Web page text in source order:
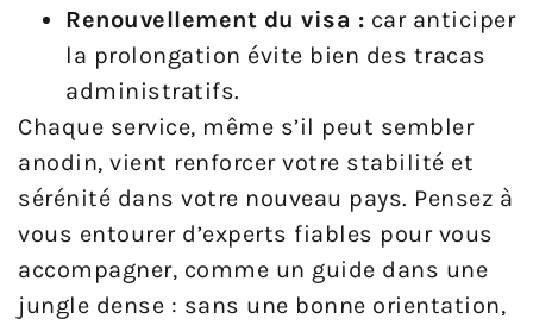
Renouvellement du visa : car anticiper
la prolongation évite bien des tracas
administratifs.
Chaque service, même s’il peut sembler
anodin, vient renforcer votre stabilité et
sérénité dans votre nouveau pays. Pensez à
vous entourer d’experts fiables pour vous
accompagner, comme un guide dans une
jungle dense : sans une bonne orientation,